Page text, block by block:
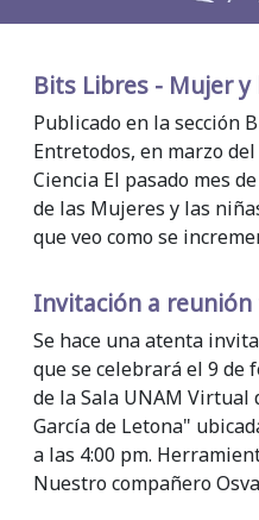
Bits Libres - Mujer y
Publicado en la sección
Entretodos, en marzo
Ciencia El pasado mes
de las Mujeres y las
que veo como se
Invitación a
Se hace una atenta
que se celebrará el 9 de
de la Sala UNAM Virtual
García de Letona"
a las 4:00 pm.
Nuestro compañero